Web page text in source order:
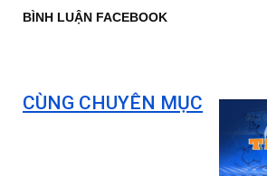
BÌNH LUẬN FACEBOOK
CÙNG CHUYÊN MỤC